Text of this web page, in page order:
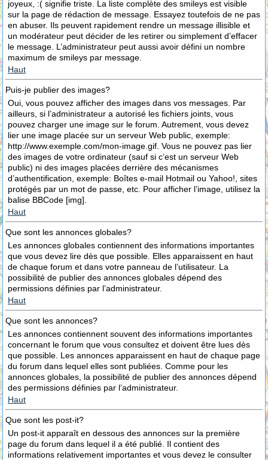
joyeux, :( signifie triste. La liste complète des smileys est visible
sur la page de rédaction de message. Essayez toutefois de ne pas
en abuser. Ils peuvent rapidement rendre un message illisible et
un modérateur peut décider de les retirer ou simplement d’effacer
le message. L’administrateur peut aussi avoir défini un nombre
maximum de smileys par message.
Haut
Puis-je publier des images?
Oui, vous pouvez afficher des images dans vos messages. Par
ailleurs, si l’administrateur a autorisé les fichiers joints, vous
pouvez charger une image sur le forum. Autrement, vous devez
lier une image placée sur un serveur Web public, exemple:
http://www.exemple.com/mon-image.gif. Vous ne pouvez pas lier
des images de votre ordinateur (sauf si c’est un serveur Web
public) ni des images placées derrière des mécanismes
d’authentification, exemple: Boîtes e-mail Hotmail ou Yahoo!, sites
protégés par un mot de passe, etc. Pour afficher l’image, utilisez la
balise BBCode [img].
Haut
Que sont les annonces globales?
Les annonces globales contiennent des informations importantes
que vous devez lire dès que possible. Elles apparaissent en haut
de chaque forum et dans votre panneau de l’utilisateur. La
possibilité de publier des annonces globales dépend des
permissions définies par l’administrateur.
Haut
Que sont les annonces?
Les annonces contiennent souvent des informations importantes
concernant le forum que vous consultez et doivent être lues dès
que possible. Les annonces apparaissent en haut de chaque page
du forum dans lequel elles sont publiées. Comme pour les
annonces globales, la possibilité de publier des annonces dépend
des permissions définies par l’administrateur.
Haut
Que sont les post-it?
Un post-it apparaît en dessous des annonces sur la première
page du forum dans lequel il a été publié. Il contient des
informations relativement importantes et vous devez le consulter